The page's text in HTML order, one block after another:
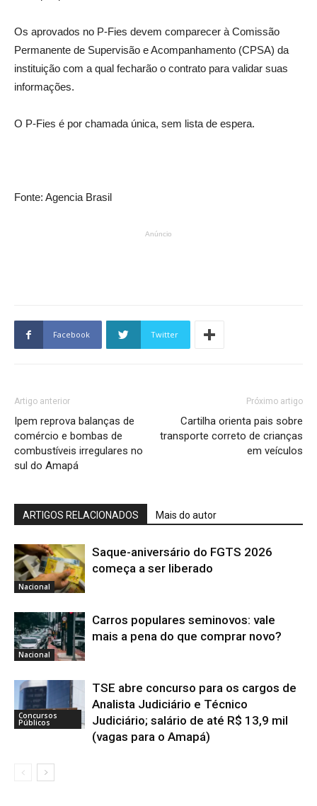
Os aprovados no P-Fies devem comparecer à Comissão
Permanente de Supervisão e Acompanhamento (CPSA) da
instituição com a qual fecharão o contrato para validar suas
informações.
O P-Fies é por chamada única, sem lista de espera.
Fonte: Agencia Brasil
Anúncio
Facebook Twitter
Artigo anterior
Ipem reprova balanças de
comércio e bombas de
combustíveis irregulares no
sul do Amapá
Próximo artigo
Cartilha orienta pais sobre
transporte correto de crianças
em veículos
ARTIGOS RELACIONADOS Mais do autor
Nacional
Saque-aniversário do FGTS 2026
começa a ser liberado
Nacional
Carros populares seminovos: vale
mais a pena do que comprar novo?
Concursos
Públicos
TSE abre concurso para os cargos de
Analista Judiciário e Técnico
Judiciário; salário de até R$ 13,9 mil
(vagas para o Amapá)